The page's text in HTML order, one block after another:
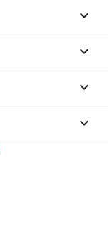



keyboard_arrow_down